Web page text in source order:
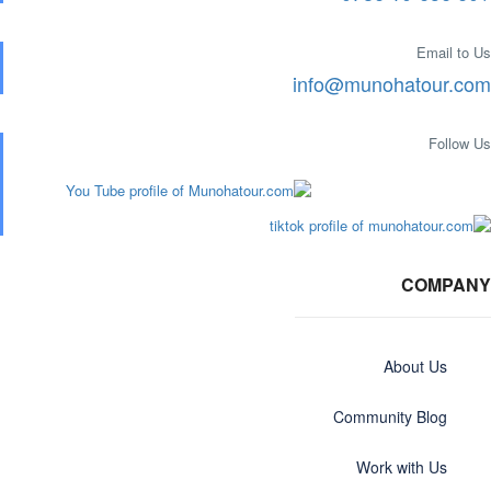
Email to Us
info@munohatour.com
Follow Us
COMPANY
About Us
Community Blog
Work with Us